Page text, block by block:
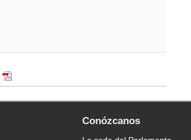
Conózcanos